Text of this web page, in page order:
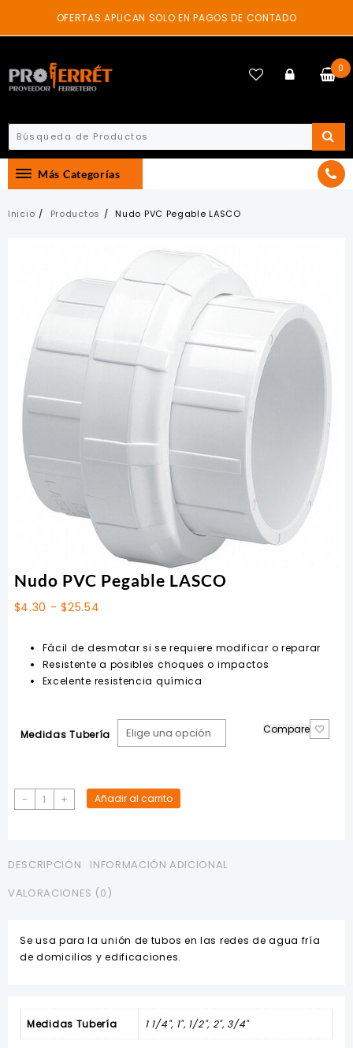
content
OFERTAS APLICAN SOLO EN PAGOS DE CONTADO
0
Más Categorías
Inicio Productos Nudo PVC Pegable LASCO
Nudo PVC Pegable LASCO
$4.30 - $25.54
desde
$4.30
hasta
Fácil de desmotar si se requiere modificar o reparar
Resistente a posibles choques o impactos
Excelente resistencia química
Medidas Tubería
-
Nudo
PVC
cantidad
+ Añadir al carrito
Compare
DESCRIPCIÓN
INFORMACIÓN ADICIONAL
VALORACIONES (0)
Se usa para la unión de tubos en las redes de agua fría
de domicilios y edificaciones.
Medidas Tubería 1 1/4", 1", 1/2", 2", 3/4"